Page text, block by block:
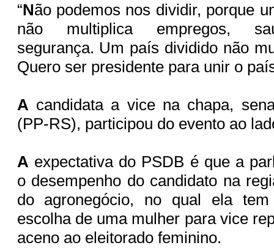
“Não podemos nos dividir, porque
não multiplica empregos,
segurança. Um país dividido não
Quero ser presidente para unir o
A candidata a vice na chapa,
(PP-RS), participou do evento ao
A expectativa do PSDB é que a
o desempenho do candidato na
do agronegócio, no qual ela
escolha de uma mulher para vice
aceno ao eleitorado feminino.